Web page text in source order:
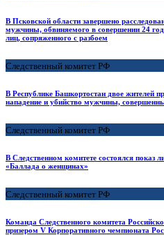
В Псковской области завершено
мужчины, обвиняемого в совершении 24
лиц, сопряженного с разбоем
Следственный комитет РФ
В Республике Башкортостан двое жителей
нападение и убийство мужчины,
Следственный комитет РФ
В Следственном комитете состоялся показ
«Баллада о женщинах»
Следственный комитет РФ
Команда Следственного комитета
призером V Корпоративного чемпионата